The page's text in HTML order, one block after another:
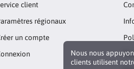
Nous nous
clients utilisent
client
régionaux
un compte